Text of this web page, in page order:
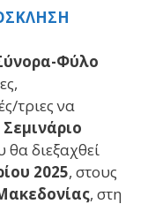
Φύλο
τριες να
θα διεξαχθεί
2025, στους
, στη